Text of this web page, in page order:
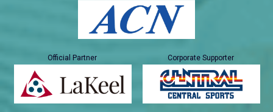
Official Partner Corporate Supporter